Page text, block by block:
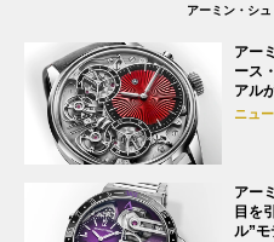
アーミン・シ
アー
ース
アル
ニュ
アー
目を
ル”